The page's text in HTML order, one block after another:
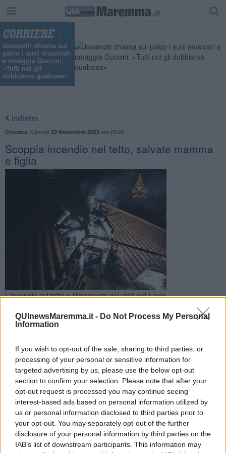
QUInewsMaremma.it - Do Not Process My Personal
Information
If you wish to opt-out of the sale, sharing to third parties, or
processing of your personal or sensitive information for
targeted advertising by us, please use the below opt-out
section to confirm your selection. Please note that after your
opt-out request is processed you may continue seeing
interest-based ads based on personal information utilized by
us or personal information disclosed to third parties prior to
your opt-out. You may separately opt-out of the further
disclosure of your personal information by third parties on the
IAB’s list of downstream participants. This information may
Jovanotti chiama sul
palco i suoi musicisti
e omaggia Guccini:
«Tutti noi gli
dobbiamo qualcosa»
Indietro
Cronaca Giovedì 23 Novembre 2023ore 09:25
Scoppia incendio nel tetto, salvate mamma
e figlia
L'incendio sul tetto e l'intervento dei vigili del fuoco
Le fiamme si sono propagate nella copertura coinvolgendo
travi in legno e tegole oltre che minacciando l'appartamento
all'ultimo piano
ROCCASTRADA —Incendio sul tetto di una palazzina a
Roccastrada nel Grossetano ieri pomeriggio. Lefiammehanno
aggredito travi e correnti in legno oltre che le tegole.
Sono intervenuti i
vigili del fuoco
che hanno scongiurato che le
fiamme si estendessero all'appartamento immediatamente sotto, al
secondo piano dello stabile, con all'interno una mamma con la